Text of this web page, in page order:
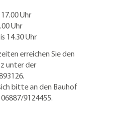
Uhr
Uhr
14.30 Uhr
erreichen Sie den
unter der
bitte an den Bauhof
9124455.